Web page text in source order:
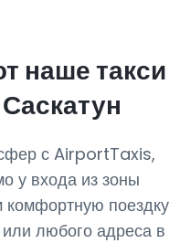
наше такси
с AirportTaxis,
у входа из зоны
поездку
любого адреса в